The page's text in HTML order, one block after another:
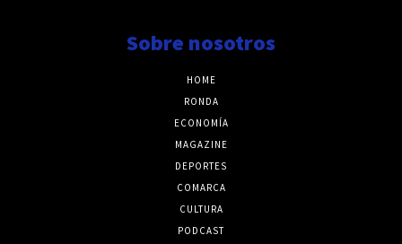
Sobre nosotros
HOME
RONDA
ECONOMÍA
MAGAZINE
DEPORTES
COMARCA
CULTURA
PODCAST